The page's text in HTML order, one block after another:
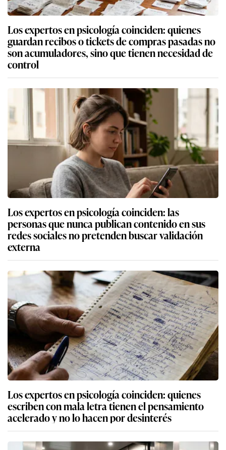
Los expertos en psicología coinciden: quienes
guardan recibos o tickets de compras pasadas no
son acumuladores, sino que tienen necesidad de
control
Los expertos en psicología coinciden: las
personas que nunca publican contenido en sus
redes sociales no pretenden buscar validación
externa
Los expertos en psicología coinciden: quienes
escriben con mala letra tienen el pensamiento
acelerado y no lo hacen por desinterés